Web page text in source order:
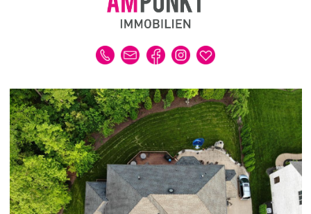
GEWERBE
DUBAI-IMMOBILIEN
REFERENZEN
MERKLISTE
VERKAUFEN | VERMIETEN
IMMOBILIENBEWERTUNG